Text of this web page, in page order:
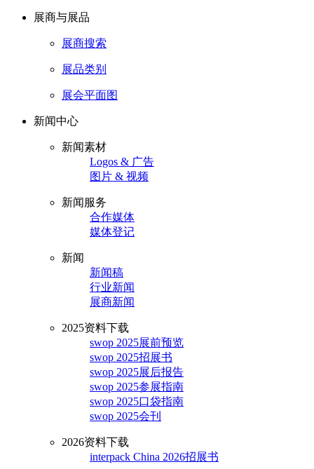
展商与展品
展商搜索
展品类别
展会平面图
新闻中心
新闻素材
Logos & 广告
图片 & 视频
新闻服务
合作媒体
媒体登记
新闻
新闻稿
行业新闻
展商新闻
2025资料下载
swop 2025展前预览
swop 2025招展书
swop 2025展后报告
swop 2025参展指南
swop 2025口袋指南
swop 2025会刊
2026资料下载
interpack China 2026招展书